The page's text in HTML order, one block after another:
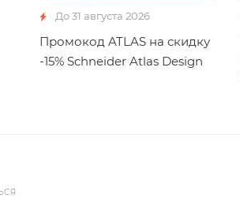
До 31 августа 2026
Промокод ATLAS на скидку
-15% Schneider Atlas Design